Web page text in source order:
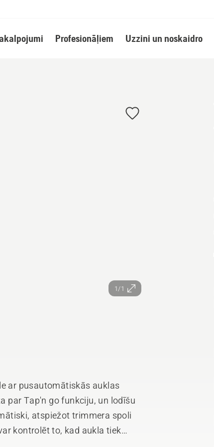
Profesionāļiem Uzzini un noskaidro
1/1
ar pusautomātiskās auklas
par Tap'n go funkciju, un lodīšu
atspiežot trimmera spoli
kontrolēt to, kad aukla tiek